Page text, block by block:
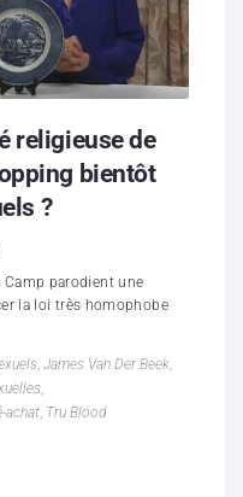
religieuse de
bientôt
?
Camp parodient une
la loi très homophobe
, James Van Der Beek,
,
achat, Tru Blood